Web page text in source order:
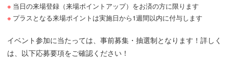
当日の来場登録（来場ポイントアップ）をお済の方に限ります
プラスとなる来場ポイントは実施日から1週間以内に付与します
イベント参加に当たっては、事前募集・抽選制となります！詳しく
は、以下応募要項をご確認ください！